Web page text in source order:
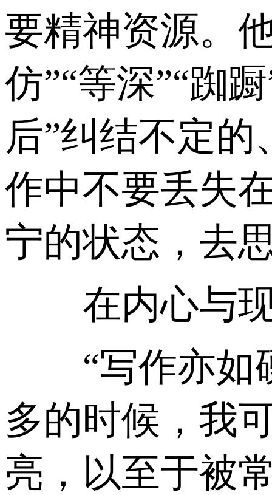
要精神资源。
仿”“等深”“踟
后”纠结不定
作中不要丢失
宁的状态，去
在内心与现
“写作亦如硬
多的时候，我
亮，以至于被